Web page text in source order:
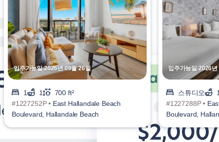
입주가능일 2026년 09월 26일
1 1
700 ft²
#1227252P • East Hallandale Beach
Boulevard, Hallandale Beach
입주가능일 2026
스튜디오
#1227288P •
Boulevard,